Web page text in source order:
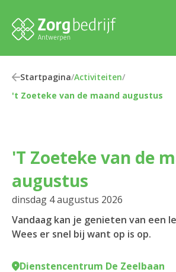
Startpagina/Activiteiten/
't Zoeteke van de maand augustus
't Zoeteke van de maand
augustus
dinsdag 4 augustus 2026
Vandaag kan je genieten van een
Wees er snel bij want op is op.
Dienstencentrum De Zeelbaan